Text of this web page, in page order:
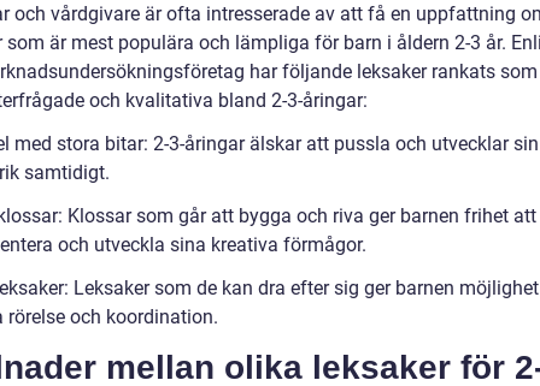
och vårdgivare är ofta intresserade av att få en uppfattning
som är mest populära och lämpliga för barn i åldern 2-3 år.
har följande leksaker rankats
och kvalitativa bland 2-3-åringar:
med stora bitar: 2-3-åringar älskar att pussla och utvecklar sin
samtidigt.
Klossar som går att bygga och riva ger barnen frihet att
och utveckla sina kreativa förmågor.
Leksaker som de kan dra efter sig ger barnen
rörelse och koordination.
mellan olika leksaker för